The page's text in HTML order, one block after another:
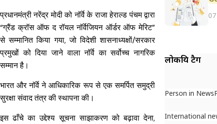
प्रधानमंत्री नरेंद्र मोदी को नॉर्वे के राजा हेराल्ड पंचम द्वारा
“ग्रैंड क्रॉस ऑफ द रॉयल नॉर्वेजियन ऑर्डर ऑफ मेरिट”
से सम्मानित किया गया, जो विदेशी शासनाध्यक्षों/सरकार
प्रमुखों को दिया जाने वाला नॉर्वे का सर्वोच्च नागरिक
सम्मान है।
भारत और नॉर्वे ने आधिकारिक रूप से एक समर्पित समुद्री
सुरक्षा संवाद तंत्र की स्थापना की।
इस ढाँचे का उद्देश्य सूचना साझाकरण को बढ़ावा देना,
लोकप्रिय टैग
Person in News
International